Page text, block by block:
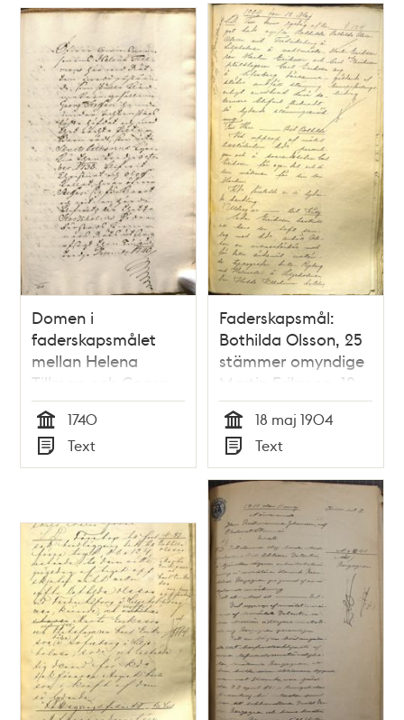
Domen i
faderskapsmålet
mellan Helena
Tillman och Georg
Steffan 1740
Tid
1740
Typ
Text
Faderskapsmål:
Bothilda Olsson, 25
stämmer omyndige
Martin Eriksson, 19
Tid
18 maj 1904
Typ
Text